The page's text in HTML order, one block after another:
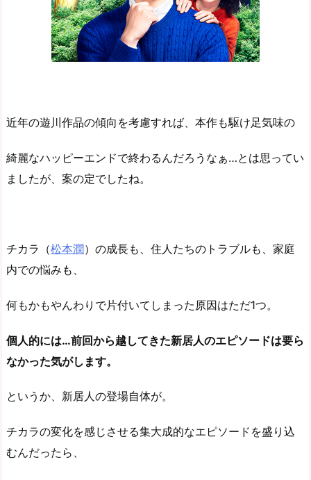
近年の遊川作品の傾向を考慮すれば、本作も駆け足気味の
綺麗なハッピーエンドで終わるんだろうなぁ…とは思ってい
ましたが、案の定でしたね。
チカラ（松本潤）の成長も、住人たちのトラブルも、家庭
内での悩みも、
何もかもやんわりで片付いてしまった原因はただ1つ。
個人的には…前回から越してきた新居人のエピソードは要ら
なかった気がします。
というか、新居人の登場自体が。
チカラの変化を感じさせる集大成的なエピソードを盛り込
むんだったら、